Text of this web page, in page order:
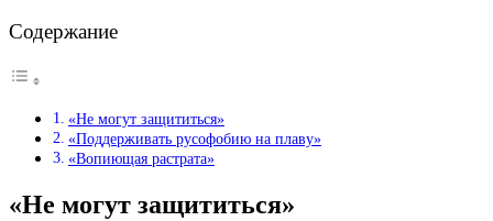
Содержание
«Не могут защититься»
«Поддерживать русофобию на плаву»
«Вопиющая растрата»
«Не могут защититься»